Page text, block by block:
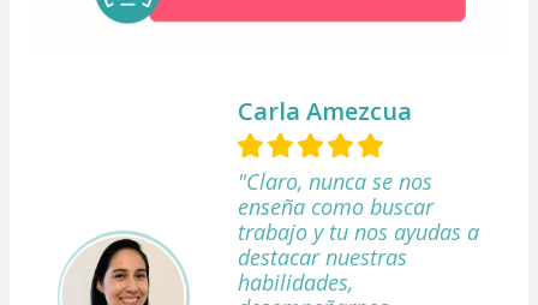
Carla Amezcua
"Claro, nunca se nos
enseña como buscar
trabajo y tu nos ayudas a
destacar nuestras
habilidades,